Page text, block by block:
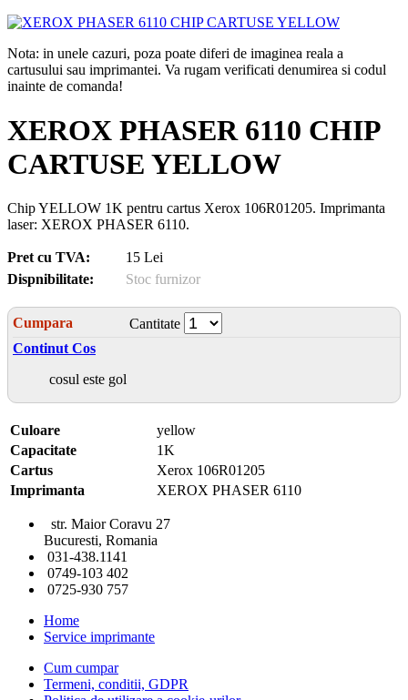
Nota: in unele cazuri, poza poate diferi de imaginea reala a
cartusului sau imprimantei. Va rugam verificati denumirea si codul
inainte de comanda!
XEROX PHASER 6110 CHIP
CARTUSE YELLOW
Chip YELLOW 1K pentru cartus Xerox 106R01205. Imprimanta
laser: XEROX PHASER 6110.
Pret cu TVA:
15 Lei
Dispnibilitate:
Stoc furnizor
Cumpara
Cantitate
Continut Cos
cosul este gol
Culoare
yellow
Capacitate
1K
Cartus
Xerox 106R01205
Imprimanta
XEROX PHASER 6110
str. Maior Coravu 27
Bucuresti, Romania
031-438.1141
0749-103 402
0725-930 757
Home
Service imprimante
Cum cumpar
Termeni, conditii, GDPR